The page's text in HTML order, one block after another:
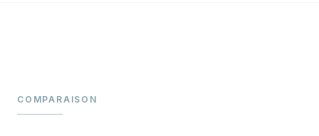
COMPARAISON